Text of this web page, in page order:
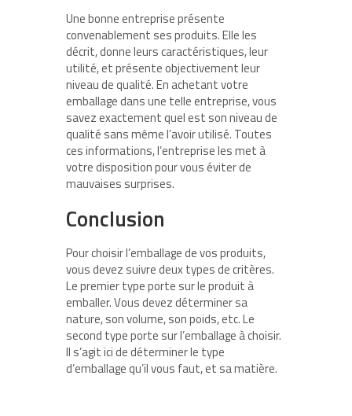
Une bonne entreprise présente
convenablement ses produits. Elle les
décrit, donne leurs caractéristiques, leur
utilité, et présente objectivement leur
niveau de qualité. En achetant votre
emballage dans une telle entreprise, vous
savez exactement quel est son niveau de
qualité sans même l’avoir utilisé. Toutes
ces informations, l’entreprise les met à
votre disposition pour vous éviter de
mauvaises surprises.
Conclusion
Pour choisir l’emballage de vos produits,
vous devez suivre deux types de critères.
Le premier type porte sur le produit à
emballer. Vous devez déterminer sa
nature, son volume, son poids, etc. Le
second type porte sur l’emballage à choisir.
Il s’agit ici de déterminer le type
d’emballage qu’il vous faut, et sa matière.